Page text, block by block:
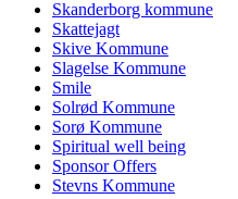
Skanderborg kommune
Skattejagt
Skive Kommune
Slagelse Kommune
Smile
Solrød Kommune
Sorø Kommune
Spiritual well being
Sponsor Offers
Stevns Kommune